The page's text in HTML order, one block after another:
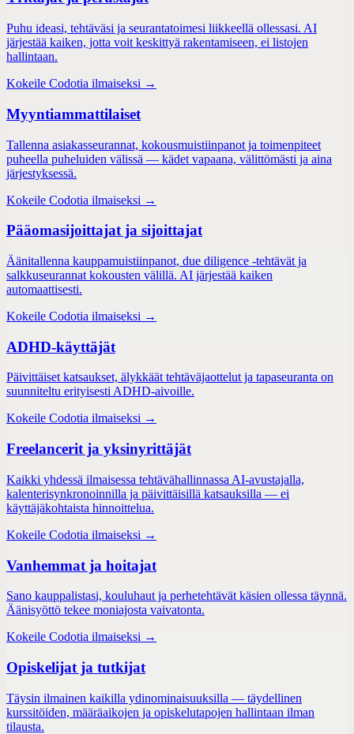
Puhu ideasi, tehtäväsi ja seurantatoimesi liikkeellä ollessasi. AI
järjestää kaiken, jotta voit keskittyä rakentamiseen, ei listojen
hallintaan.
Kokeile Codotia ilmaiseksi →
Myyntiammattilaiset
Tallenna asiakasseurannat, kokousmuistiinpanot ja toimenpiteet
puheella puheluiden välissä — kädet vapaana, välittömästi ja aina
järjestyksessä.
Kokeile Codotia ilmaiseksi →
Pääomasijoittajat ja sijoittajat
Äänitallenna kauppamuistiinpanot, due diligence -tehtävät ja
salkkuseurannat kokousten välillä. AI järjestää kaiken
automaattisesti.
Kokeile Codotia ilmaiseksi →
ADHD-käyttäjät
Päivittäiset katsaukset, älykkäät tehtäväjaottelut ja tapaseuranta on
suunniteltu erityisesti ADHD-aivoille.
Kokeile Codotia ilmaiseksi →
Freelancerit ja yksinyrittäjät
Kaikki yhdessä ilmaisessa tehtävähallinnassa AI-avustajalla,
kalenterisynkronoinnilla ja päivittäisillä katsauksilla — ei
käyttäjäkohtaista hinnoittelua.
Kokeile Codotia ilmaiseksi →
Vanhemmat ja hoitajat
Sano kauppalistasi, kouluhaut ja perhetehtävät käsien ollessa täynnä.
Äänisyöttö tekee moniajosta vaivatonta.
Kokeile Codotia ilmaiseksi →
Opiskelijat ja tutkijat
Täysin ilmainen kaikilla ydinominaisuuksilla — täydellinen
kurssitöiden, määräaikojen ja opiskelutapojen hallintaan ilman
tilausta.